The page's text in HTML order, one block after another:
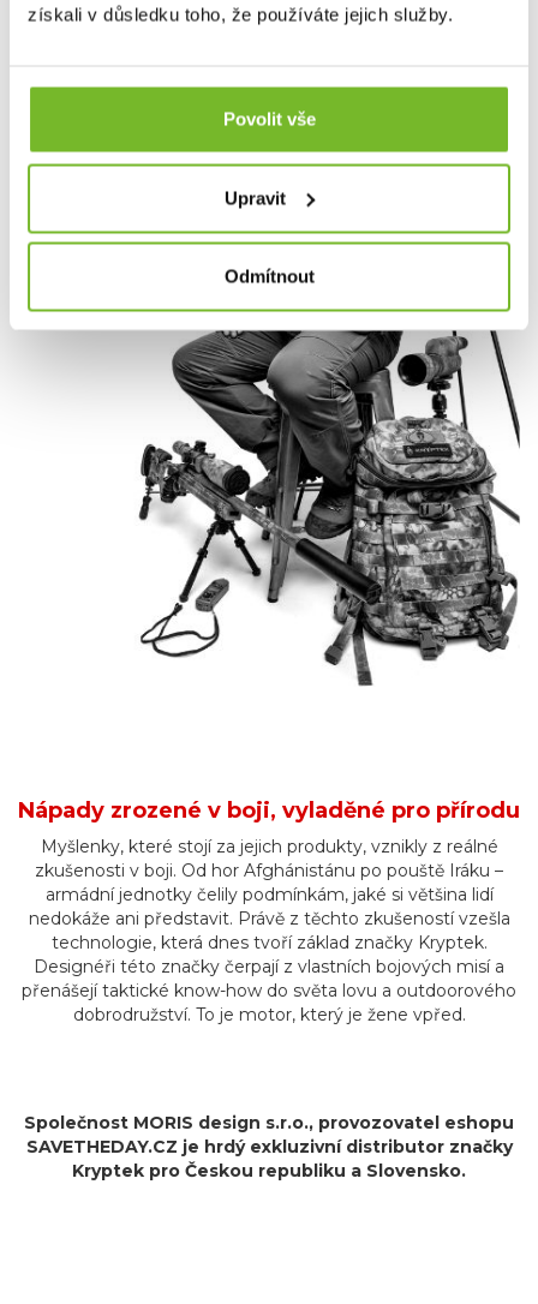
získali v důsledku toho, že používáte jejich služby.
Povolit vše
Upravit
Odmítnout
Nápady zrozené v boji, vyladěné pro přírodu
Myšlenky, které stojí za jejich produkty, vznikly z reálné
zkušenosti v boji. Od hor Afghánistánu po pouště Iráku –
armádní jednotky čelily podmínkám, jaké si většina lidí
nedokáže ani představit. Právě z těchto zkušeností vzešla
technologie, která dnes tvoří základ značky Kryptek.
Designéři této značky čerpají z vlastních bojových misí a
přenášejí taktické know-how do světa lovu a outdoorového
dobrodružství. To je motor, který je žene vpřed.
Společnost MORIS design s.r.o., provozovatel eshopu
SAVETHEDAY.CZ je hrdý exkluzivní distributor značky
Kryptek pro Českou republiku a Slovensko.